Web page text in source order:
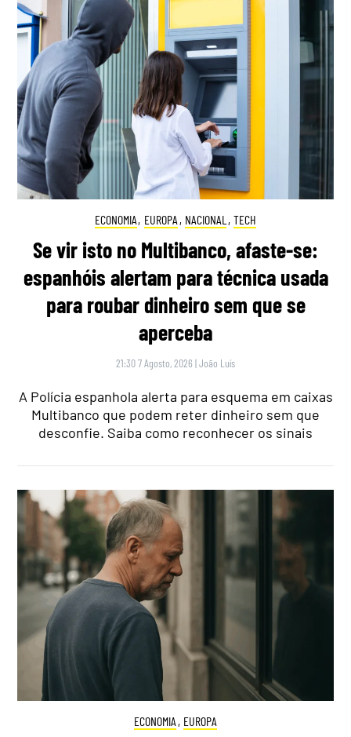
ECONOMIA, EUROPA , NACIONAL , TECH
Se vir isto no Multibanco, afaste-se:
espanhóis alertam para técnica usada
para roubar dinheiro sem que se
aperceba
21:30 7 Agosto, 2026 |João Luís
A Polícia espanhola alerta para esquema em caixas
Multibanco que podem reter dinheiro sem que
desconfie. Saiba como reconhecer os sinais
ECONOMIA , EUROPA